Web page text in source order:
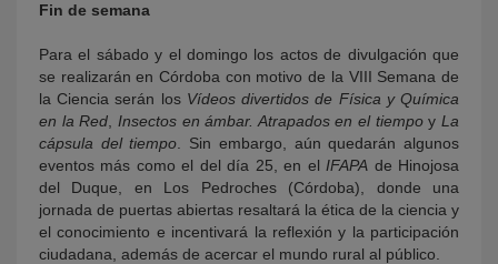
Fin de semana
Para el sábado y el domingo los actos de divulgación que
se realizarán en Córdoba con motivo de la VIII Semana de
la Ciencia serán los Vídeos divertidos de Física y Química
en la Red
Insectos en ámbar. Atrapados en el tiempoyLa
cápsula del tiempo . Sin embargo, aún quedarán algunos
eventos más como el del día 25, en el IFAPA de Hinojosa
del Duque, en Los Pedroches (Córdoba), donde una
jornada de puertas abiertas resaltará la ética de la ciencia y
el conocimiento e incentivará la reflexión y la participación
ciudadana, además de acercar el mundo rural al público.